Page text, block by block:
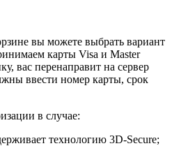
вы можете выбрать вариант
карты Visa и Master
вас перенаправит на сервер
ввести номер карты, срок
в случае:
технологию 3D-Secure;